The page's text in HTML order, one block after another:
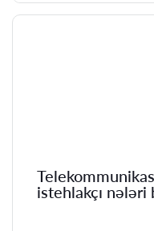
istehlakçı nələri